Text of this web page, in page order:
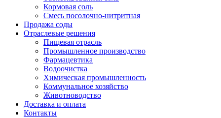
Кормовая соль
Смесь посолочно-нитритная
Продажа соды
Отраслевые решения
Пищевая отрасль
Промышленное производство
Фармацевтика
Водоочистка
Химическая промышленность
Коммунальное хозяйство
Животноводство
Доставка и оплата
Контакты